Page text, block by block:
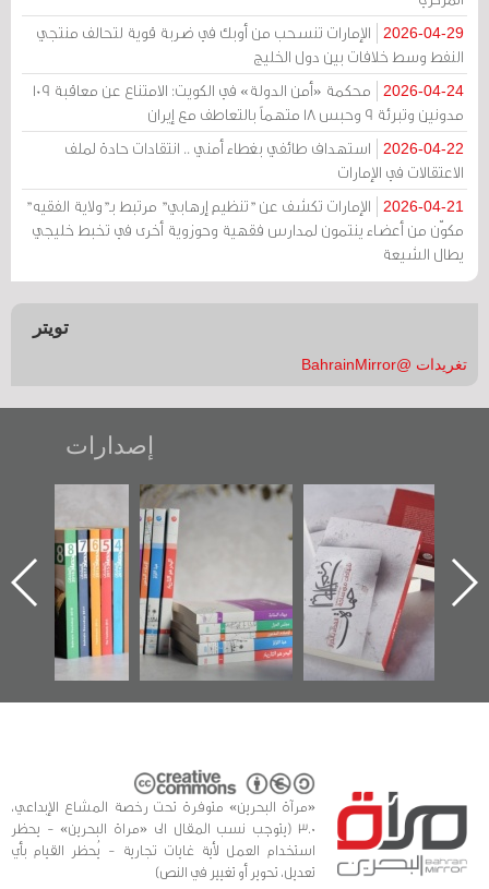
2026-04-29
الإمارات تنسحب من أوبك في ضربة قوية لتحالف منتجي
النفط وسط خلافات بين دول الخليج
2026-04-24
محكمة «أمن الدولة» في الكويت: الامتناع عن معاقبة 109
مدونين وتبرئة 9 وحبس 18 متهماً بالتعاطف مع إيران
2026-04-22
استهداف طائفي بغطاء أمني .. انتقادات حادة لملف
الاعتقالات في الإمارات
2026-04-21
الإمارات تكشف عن "تنظيم إرهابي" مرتبط بـ"ولاية الفقيه"
مكوّن من أعضاء ينتمون لمدارس فقهية وحوزوية أخرى في تخبط خليجي
يطال الشيعة
تويتر
تغريدات @BahrainMirror
إصدارات
"حماة الباب الأخير":
الإصدار الأول عن
اعتصام الدراز
وأحداث ساحة
الفداء لمركز أوال
للدراسات والتوثيق
تصنيف موضوعي
للوثائق البريطانية
يقدمه «مركز أوال»
في سلسلة من 5
كتب
تصدر حصاد
الساحات 2019
«مرآة البحرين» متوفرة تحت رخصة المشاع الإبداعي،
3.0 (يتوجب نسب المقال الى «مراة البحرين» - يحظر
استخدام العمل لأية غايات تجارية - يُحظر القيام بأي
تعديل، تحوير أو تغيير في النص)